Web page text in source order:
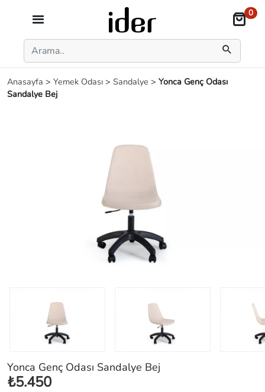
0
Anasayfa > Yemek Odası > Sandalye > Yonca Genç Odası
Sandalye Bej
Yonca Genç Odası Sandalye Bej
₺5.450